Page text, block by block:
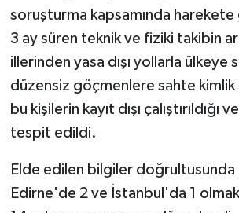
soruşturma kapsamında harekete
3 ay süren teknik ve fiziki takibin
illerinden yasa dışı yollarla ülkeye
düzensiz göçmenlere sahte
bu kişilerin kayıt dışı çalıştırıldığı
tespit edildi.
Elde edilen bilgiler doğrultusunda
Edirne'de 2 ve İstanbul'da 1